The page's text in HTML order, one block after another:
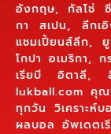
อังกฤษ, กัลโช่
กา สเปน, ลีกเ
แชมเปี้ยนส์ลีก,
โกปา อเมริกา,
เรียบี อิตาลี,
lukball.com คุ
ทุกวัน วิเคราะห์
ผลบอล อัพเดตเ